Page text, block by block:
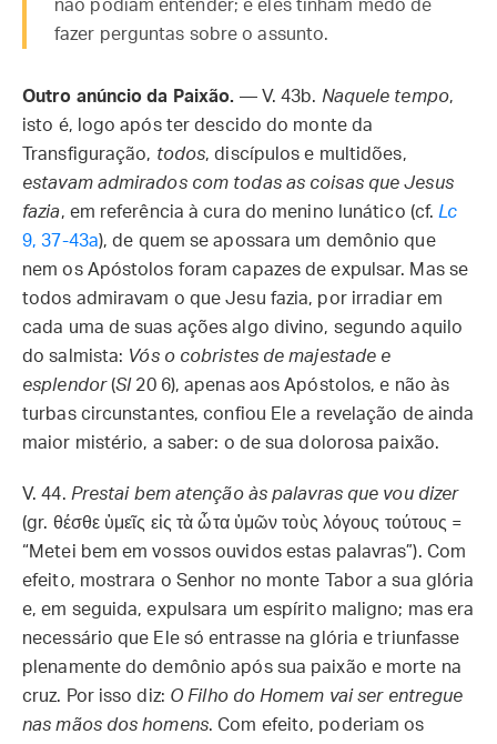
não podiam entender; e eles tinham medo de
fazer perguntas sobre o assunto.
Outro anúncio da Paixão. — V. 43b. Naquele tempo,
isto é, logo após ter descido do monte da
Transfiguração, todos, discípulos e multidões,
estavam admirados com todas as coisas que Jesus
fazia, em referência à cura do menino lunático (cf. Lc
9, 37-43a), de quem se apossara um demônio que
nem os Apóstolos foram capazes de expulsar. Mas se
todos admiravam o que Jesu fazia, por irradiar em
cada uma de suas ações algo divino, segundo aquilo
do salmista: Vós o cobristes de majestade e
esplendor(Sl 20 6), apenas aos Apóstolos, e não às
turbas circunstantes, confiou Ele a revelação de ainda
maior mistério, a saber: o de sua dolorosa paixão.
V. 44. Prestai bem atenção às palavras que vou dizer
(gr. θέσθε ὑμεῖς εἰς τὰ ὦτα ὑμῶν τοὺς λόγους τούτους =
“Metei bem em vossos ouvidos estas palavras”). Com
efeito, mostrara o Senhor no monte Tabor a sua glória
e, em seguida, expulsara um espírito maligno; mas era
necessário que Ele só entrasse na glória e triunfasse
plenamente do demônio após sua paixão e morte na
cruz. Por isso diz: O Filho do Homem vai ser entregue
nas mãos dos homens. Com efeito, poderiam os